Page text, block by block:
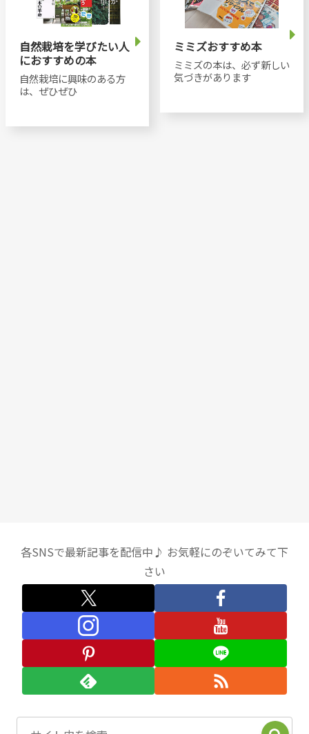
自然栽培を学びたい人
におすすめの本
自然栽培に興味のある方
は、ぜひぜひ
ミミズおすすめ本
ミミズの本は、必ず新しい
気づきがあります
各SNSで最新記事を配信中♪ お気軽にのぞいてみて下
さい